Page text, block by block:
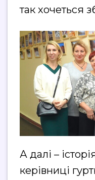
так хочеться
А далі –
керівниці